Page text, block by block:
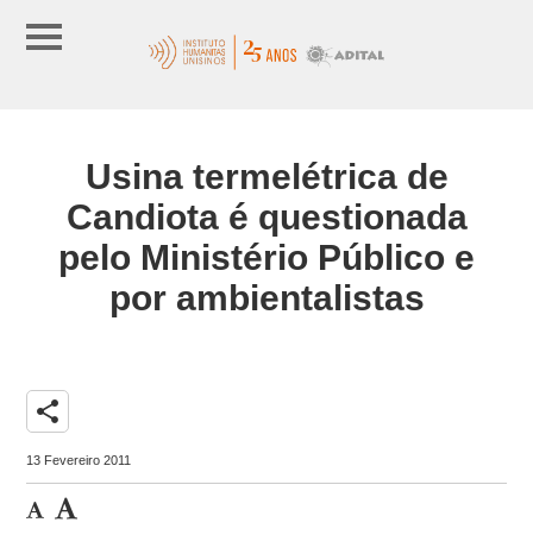
Usina termelétrica de
Candiota é questionada
pelo Ministério Público e
por ambientalistas
share
13 Fevereiro 2011